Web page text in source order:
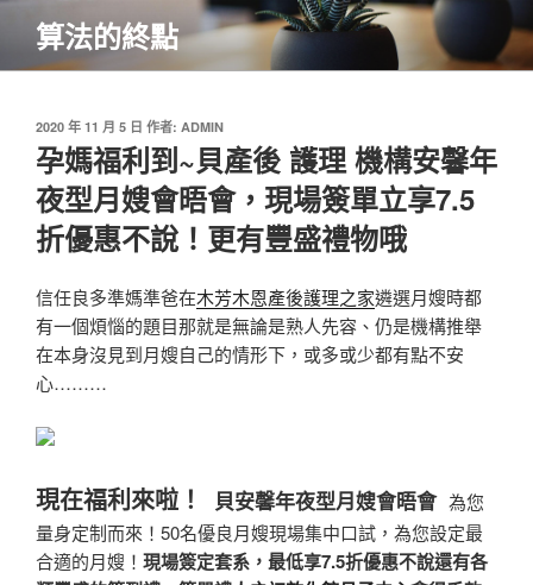
主
算法的終點
發
佈
於
2020 年 11 月 5 日 作者: ADMIN
孕媽福利到~貝產後 護理 機構安馨年
夜型月嫂會晤會，現場簽單立享7.5
折優惠不說！更有豐盛禮物哦
信任良多準媽準爸在木芳木恩產後護理之家遴選月嫂時都
有一個煩惱的題目那就是無論是熟人先容、仍是機構推舉
在本身沒見到月嫂自己的情形下， 或多或少都有點不安
心………
現在福利來啦！ 貝安馨年夜型月嫂會晤會 為您
量身定制而來！ 50名優良月嫂現場集中口試， 為您設定最
合適的月嫂！ 現場簽定套系，最低享7.5折優惠不說還有各